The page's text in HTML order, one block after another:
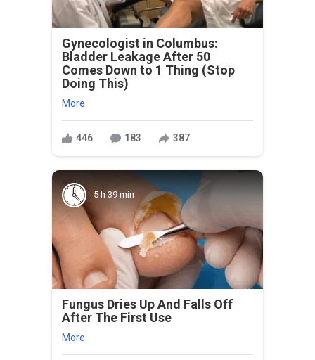
Gynecologist in Columbus:
Bladder Leakage After 50
Comes Down to 1 Thing (Stop
Doing This)
More
446 183 387
5 h 39 min
Fungus Dries Up And Falls Off
After The First Use
More